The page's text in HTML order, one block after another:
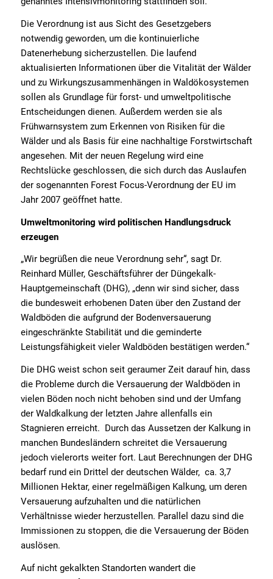
Die Verordnung ist aus Sicht des Gesetzgebers
notwendig geworden, um die kontinuierliche
Datenerhebung sicherzustellen. Die laufend
aktualisierten Informationen über die Vitalität der Wälder
und zu Wirkungszusammenhängen in Waldökosystemen
sollen als Grundlage für forst- und umweltpolitische
Entscheidungen dienen. Außerdem werden sie als
Frühwarnsystem zum Erkennen von Risiken für die
Wälder und als Basis für eine nachhaltige Forstwirtschaft
angesehen. Mit der neuen Regelung wird eine
Rechtslücke geschlossen, die sich durch das Auslaufen
der sogenannten Forest Focus-Verordnung der EU im
Jahr 2007 geöffnet hatte.
Umweltmonitoring wird politischen Handlungsdruck
erzeugen
„Wir begrüßen die neue Verordnung sehr“, sagt Dr.
Reinhard Müller, Geschäftsführer der Düngekalk-
Hauptgemeinschaft (DHG), „denn wir sind sicher, dass
die bundesweit erhobenen Daten über den Zustand der
Waldböden die aufgrund der Bodenversauerung
eingeschränkte Stabilität und die geminderte
Leistungsfähigkeit vieler Waldböden bestätigen werden.“
Die DHG weist schon seit geraumer Zeit darauf hin, dass
die Probleme durch die Versauerung der Waldböden in
vielen Böden noch nicht behoben sind und der Umfang
der Waldkalkung der letzten Jahre allenfalls ein
Stagnieren erreicht. Durch das Aussetzen der Kalkung in
manchen Bundesländern schreitet die Versauerung
jedoch vielerorts weiter fort. Laut Berechnungen der DHG
bedarf rund ein Drittel der deutschen Wälder, ca. 3,7
Millionen Hektar, einer regelmäßigen Kalkung, um deren
Versauerung aufzuhalten und die natürlichen
Verhältnisse wieder herzustellen. Parallel dazu sind die
Immissionen zu stoppen, die die Versauerung der Böden
auslösen.
Auf nicht gekalkten Standorten wandert die